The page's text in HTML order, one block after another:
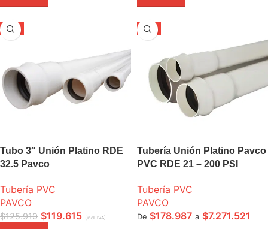
-5%
Tubo 3″ Unión Platino RDE
32.5 Pavco
Tubería PVC
PAVCO
$125.910 $119.615 (incl. IVA)
-5%
Tubería Unión Platino Pavco
PVC RDE 21 – 200 PSI
Tubería PVC
PAVCO
De $178.987 a $7.271.521